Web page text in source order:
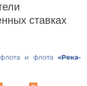
ставках